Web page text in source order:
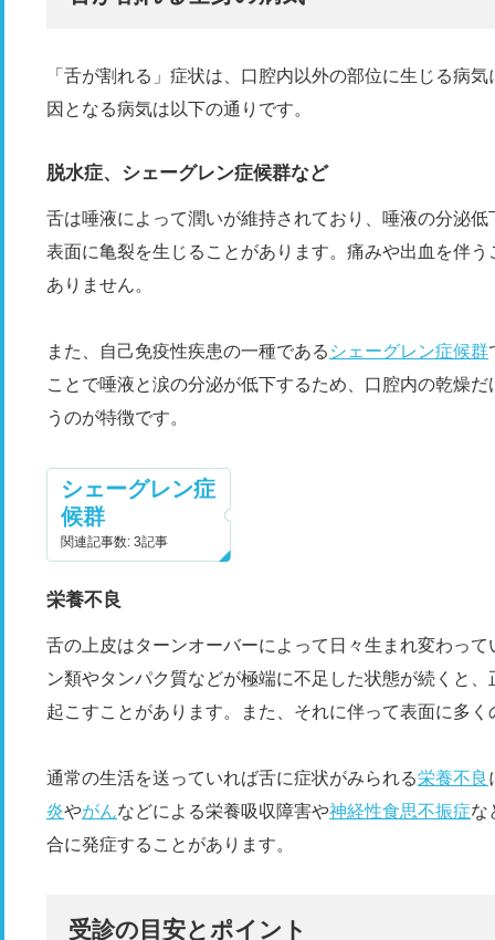
「舌が割れる」症状は、口腔内以外の部位に生じる病
因となる病気は以下の通りです。
脱水症、シェーグレン症候群など
舌は唾液によって潤いが維持されており、唾液の分泌
表面に亀裂を生じることがあります。痛みや出血を伴
ありません。
また、自己免疫性疾患の一種である シェーグレン症候群
ことで唾液と涙の分泌が低下するため、口腔内の乾燥
うのが特徴です。
シェーグレン症
候群
関連記事数: 3記事
栄養不良
舌の上皮はターンオーバーによって日々生まれ変わっ
ン類やタンパク質などが極端に不足した状態が続くと
起こすことがあります。また、それに伴って表面に多
通常の生活を送っていれば舌に症状がみられる栄養不良
炎やがんなどによる栄養吸収障害や神経性食思不振症な
合に発症することがあります。
受診の目安とポイント